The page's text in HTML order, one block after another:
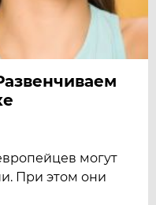
могут
При этом они